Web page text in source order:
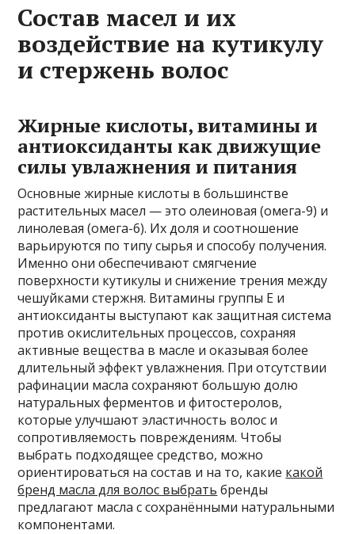
Состав масел и их
воздействие на кутикулу
и стержень волос
Жирные кислоты, витамины и
антиоксиданты как движущие
силы увлажнения и питания
Основные жирные кислоты в большинстве
растительных масел — это олеиновая (омега-9) и
линолевая (омега-6). Их доля и соотношение
варьируются по типу сырья и способу получения.
Именно они обеспечивают смягчение
поверхности кутикулы и снижение трения между
чешуйками стержня. Витамины группы Е и
антиоксиданты выступают как защитная система
против окислительных процессов, сохраняя
активные вещества в масле и оказывая более
длительный эффект увлажнения. При отсутствии
рафинации масла сохраняют большую долю
натуральных ферментов и фитостеролов,
которые улучшают эластичность волос и
сопротивляемость повреждениям. Чтобы
выбрать подходящее средство, можно
ориентироваться на состав и на то, какие какой
бренд масла для волос выбрать бренды
предлагают масла с сохранёнными натуральными
компонентами.